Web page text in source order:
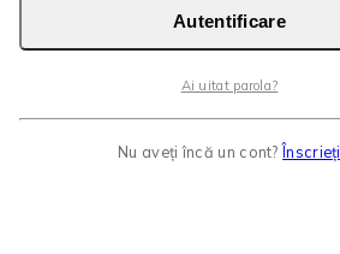
Autentificare
Ai uitat parola?
Nu aveți încă un cont?Înscrieți